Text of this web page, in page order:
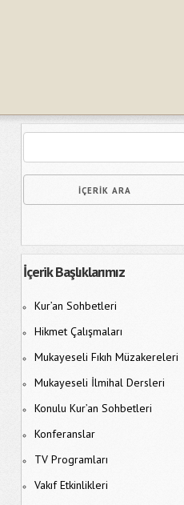
İçerik Başlıklarımız
Kur’an Sohbetleri
Hikmet Çalışmaları
Mukayeseli Fıkıh Müzakereleri
Mukayeseli İlmihal Dersleri
Konulu Kur’an Sohbetleri
Konferanslar
TV Programları
Vakıf Etkinlikleri